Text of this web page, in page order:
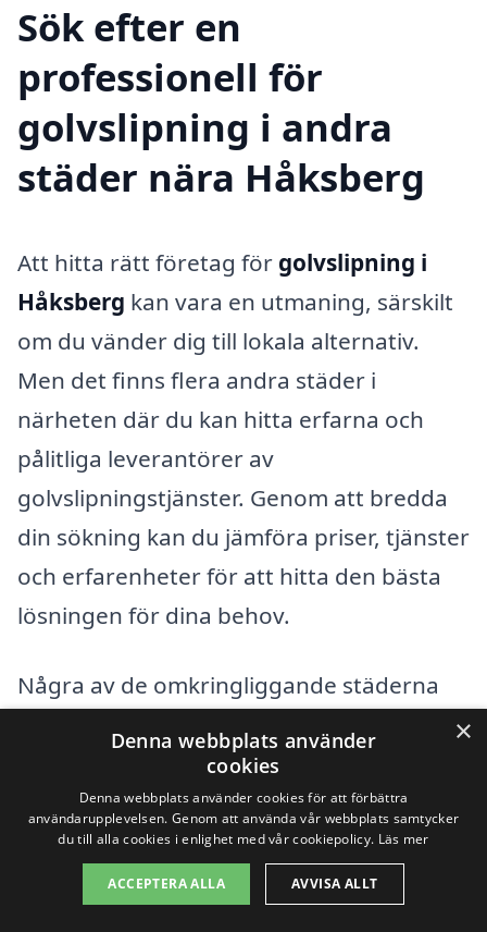
Sök efter en
professionell för
golvslipning i andra
städer nära Håksberg
Att hitta rätt företag för golvslipning i
Håksberg kan vara en utmaning, särskilt
om du vänder dig till lokala alternativ.
Men det finns flera andra städer i
närheten där du kan hitta erfarna och
pålitliga leverantörer av
golvslipningstjänster. Genom att bredda
din sökning kan du jämföra priser, tjänster
och erfarenheter för att hitta den bästa
lösningen för dina behov.
Några av de omkringliggande städerna
Ludvika
Smedjebacken
Grängesberg
×
Denna webbplats använder
cookies
Denna webbplats använder cookies för att förbättra
användarupplevelsen. Genom att använda vår webbplats samtycker
du till alla cookies i enlighet med vår cookiepolicy. Läs mer
ACCEPTERA ALLA AVVISA ALLT